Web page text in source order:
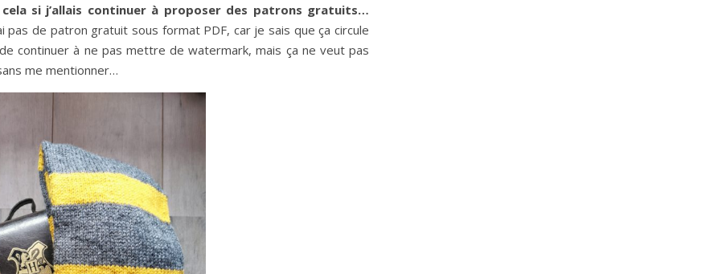
cela si j’allais continuer à proposer des patrons gratuits…
pas de patron gratuit sous format PDF, car je sais que ça circule
continuer à ne pas mettre de watermark, mais ça ne veut pas
me mentionner…